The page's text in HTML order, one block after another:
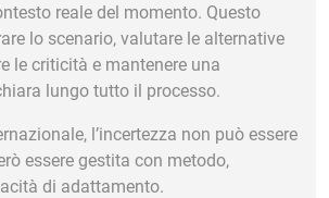
reale del momento. Questo
lo scenario, valutare le alternative
le criticità e mantenere una
lungo tutto il processo.
l’incertezza non può essere
essere gestita con metodo,
di adattamento.